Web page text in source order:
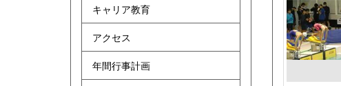
キャリア教育
アクセス
年間行事計画